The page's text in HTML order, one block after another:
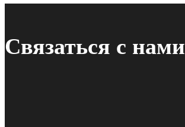
Связаться с нами